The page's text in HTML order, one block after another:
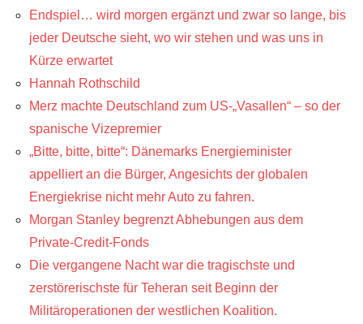
Endspiel… wird morgen ergänzt und zwar so lange, bis
jeder Deutsche sieht, wo wir stehen und was uns in
Kürze erwartet
Hannah Rothschild
Merz machte Deutschland zum US-„Vasallen“ – so der
spanische Vizepremier
„Bitte, bitte, bitte“: Dänemarks Energieminister
appelliert an die Bürger, Angesichts der globalen
Energiekrise nicht mehr Auto zu fahren.
Morgan Stanley begrenzt Abhebungen aus dem
Private-Credit-Fonds
Die vergangene Nacht war die tragischste und
zerstörerischste für Teheran seit Beginn der
Militäroperationen der westlichen Koalition.